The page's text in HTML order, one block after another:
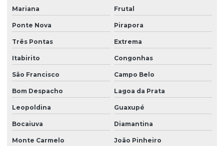
Reforma de ponte rolante em pr
Reforma de ponte rolante em rs
Reforma de ponte rolante em sc
Reforma de talha elétrica
Reforma de talha elétrica em am
Reforma de talha elétrica em sc
Representação swf krantechnik brasil
Mariana Frutal
Ponte Nova Pirapora
Três Pontas Extrema
Itabirito Congonhas
São Francisco Campo Belo
Bom Despacho Lagoa da Prata
Leopoldina Guaxupé
Bocaiuva Diamantina
Monte Carmelo João Pinheiro